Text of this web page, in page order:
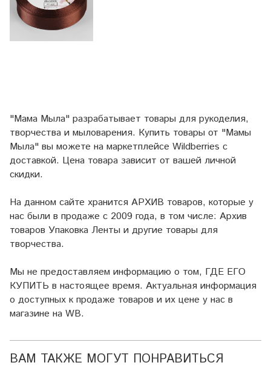
"Мама Мыла" разрабатывает товары для рукоделия,
творчества и мыловарения. Купить товары от "Мамы
Мыла" вы можете на маркетплейсе Wildberries с
доставкой. Цена товара зависит от вашей личной
скидки.
На данном сайте хранится АРХИВ товаров, которые у
нас были в продаже с 2009 года, в том числе: Архив
товаров Упаковка Ленты и другие товары для
творчества.
Мы не предоставляем информацию о том, ГДЕ ЕГО
КУПИТЬ в настоящее время. Актуальная информация
о доступных к продаже товаров и их цене у нас в
магазине на WB.
ВАМ ТАКЖЕ МОГУТ ПОНРАВИТЬСЯ